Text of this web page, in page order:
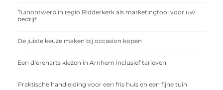
Tuinontwerp in regio Ridderkerk als marketingtool voor uw
bedrijf
De juiste keuze maken bij occasion kopen
Een dierenarts kiezen in Arnhem inclusief tarieven
Praktische handleiding voor een fris huis en een fijne tuin